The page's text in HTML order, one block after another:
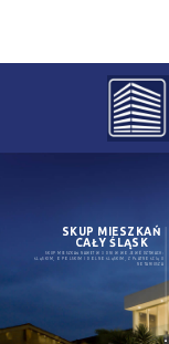
SKUP MIESZKAŃ
CAŁY ŚLĄSK
SKUP MIESZKAŃ NAWET W 3 DNI W WOJEWÓDZTWACH:
ŚLĄSKIM, OPOLSKIM I DOLNOŚLĄSKIM, Z PŁATNOŚCIĄ U
NOTARIUSZA